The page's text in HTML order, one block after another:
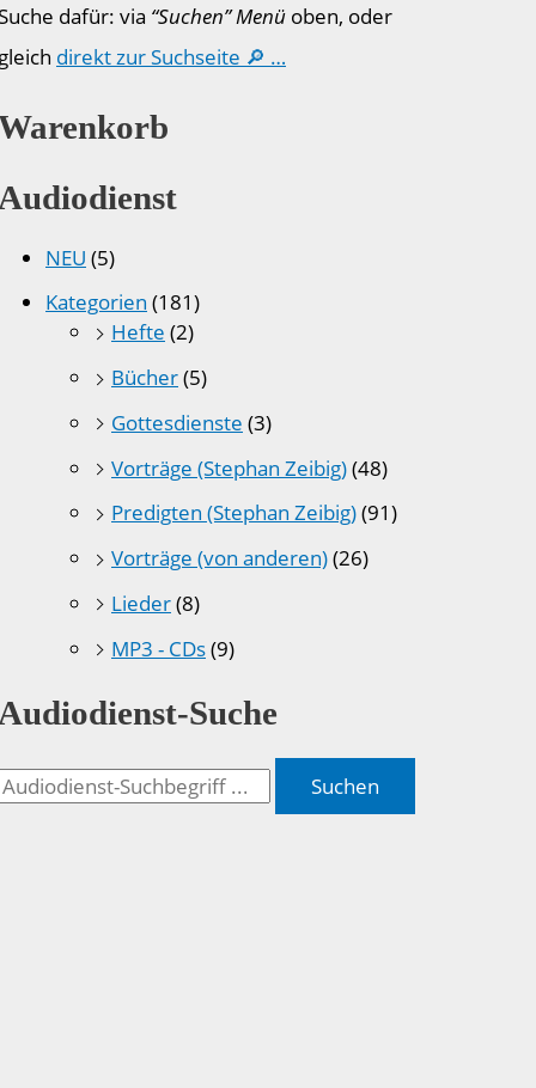
dafür: via “Suchen” Menü oben, oder
gleich direkt zur Suchseite 🔎 …
Audiodienst
NEU (5)
Kategorien (181)
Hefte (2)
Bücher(5)
Gottesdienste (3)
Vorträge (Stephan Zeibig)(48)
Predigten (Stephan Zeibig)(91)
Vorträge (von anderen)(26)
Lieder(8)
MP3 - CDs(9)
Audiodienst-Suche
Suchen